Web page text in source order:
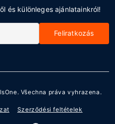
és különleges ajánlatainkról!
Feliratkozás
. Všechna práva vyhrazena.
Szerződési feltételek